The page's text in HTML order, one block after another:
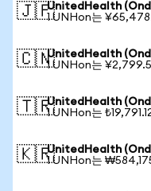
🇯🇵UnitedHealth
1 UNHon는
🇨🇳UnitedHealth
1 UNHon는
🇹🇷UnitedHealth
1 UNHon는
🇰🇷UnitedHealth
1 UNHon는